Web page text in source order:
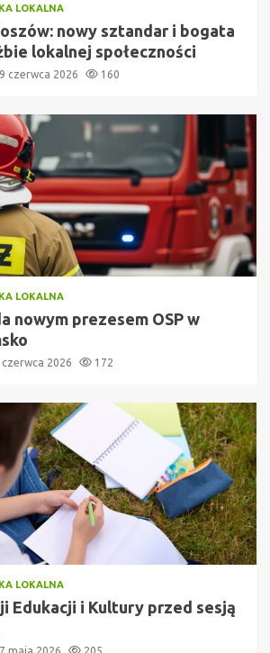
LOKALNA
nowy sztandar i bogata
lokalnej społeczności
czerwca 2026 160
LOKALNA
nowym prezesem OSP w
czerwca 2026 172
LOKALNA
Edukacji i Kultury przed sesją
maja 2026 205